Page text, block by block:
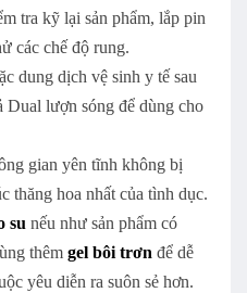
tra kỹ lại sản phẩm, lắp pin
các chế độ rung.
dung dịch vệ sinh y tế sau
Dual lượn sóng để dùng cho
gian yên tĩnh không bị
thăng hoa nhất của tình dục.
su nếu như sản phẩm có
thêm gel bôi trơn để dễ
yêu diễn ra suôn sẻ hơn.